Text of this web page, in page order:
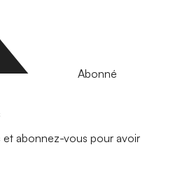
Abonné
abonnez-vous pour avoir